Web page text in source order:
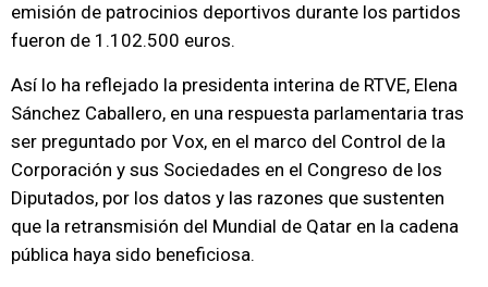
emisión de patrocinios deportivos durante los partidos
fueron de 1.102.500 euros.
Así lo ha reflejado la presidenta interina de RTVE, Elena
Sánchez Caballero, en una respuesta parlamentaria tras
ser preguntado por Vox, en el marco del Control de la
Corporación y sus Sociedades en el Congreso de los
Diputados, por los datos y las razones que sustenten
que la retransmisión del Mundial de Qatar en la cadena
pública haya sido beneficiosa.